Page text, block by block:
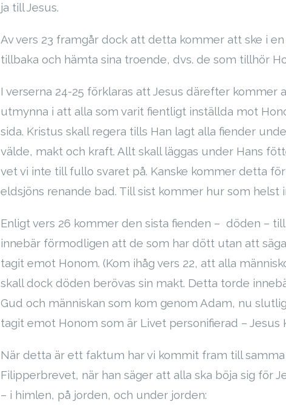
ja till Jesus.
Av vers 23 framgår dock att detta kommer att ske i
tillbaka och hämta sina troende, dvs. de som tillhör
I verserna 24-25 förklaras att Jesus därefter
utmynna i att alla som varit fientligt inställda mot
sida. Kristus skall regera tills Han lagt alla fiender
välde, makt och kraft. Allt skall läggas under Hans
vet vi inte till fullo svaret på. Kanske kommer detta
eldsjöns renande bad. Till sist kommer hur som helst
Enligt vers 26 kommer den sista fienden – döden –
innebär förmodligen att de som har dött utan att
tagit emot Honom. (Kom ihåg vers 22, att alla
skall dock döden berövas sin makt. Detta torde
Gud och människan som kom genom Adam, nu
tagit emot Honom som är Livet personifierad – Jesus
När detta är ett faktum har vi kommit fram till
Filipperbrevet, när han säger att alla ska böja sig för
– i himlen, på jorden, och under jorden: